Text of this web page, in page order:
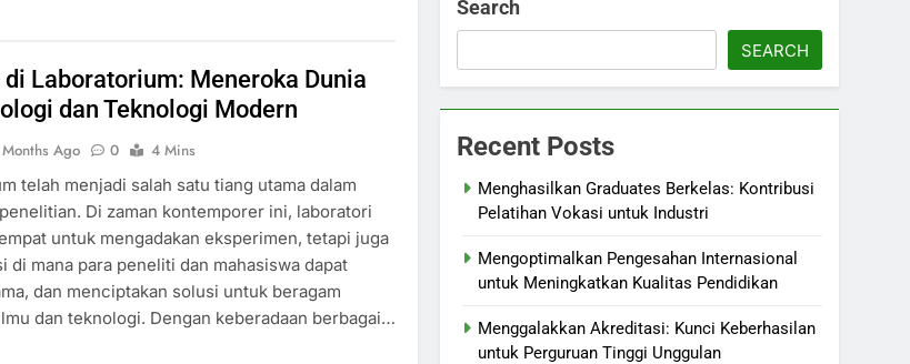
Laboratorium: Meneroka Dunia
dan Teknologi Modern
Months Ago 0
4 Mins
telah menjadi salah satu tiang utama dalam
Di zaman kontemporer ini, laboratori
untuk mengadakan eksperimen, tetapi juga
di mana para peneliti dan mahasiswa dapat
dan menciptakan solusi untuk beragam
dan teknologi. Dengan keberadaan berbagai…
Search
SEARCH
Recent Posts
Menghasilkan Graduates Berkelas: Kontribusi
Pelatihan Vokasi untuk Industri
Mengoptimalkan Pengesahan Internasional
untuk Meningkatkan Kualitas Pendidikan
Menggalakkan Akreditasi: Kunci Keberhasilan
untuk Perguruan Tinggi Unggulan